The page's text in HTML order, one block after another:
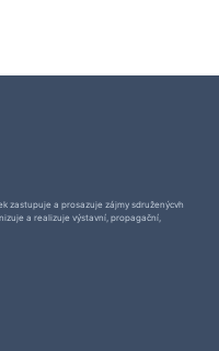
zastupuje a prosazuje zájmy sdruženýcvh
a realizuje výstavní, propagační,